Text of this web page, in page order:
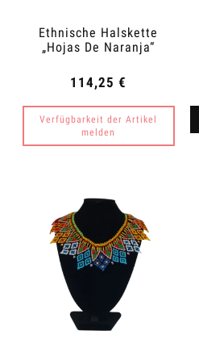
Ethnische Halskette
„Hojas De Naranja“
114,25 €
Verfügbarkeit der Artikel
melden